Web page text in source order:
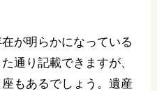
が明らかになっている
通り記載できますが、
もあるでしょう。遺産